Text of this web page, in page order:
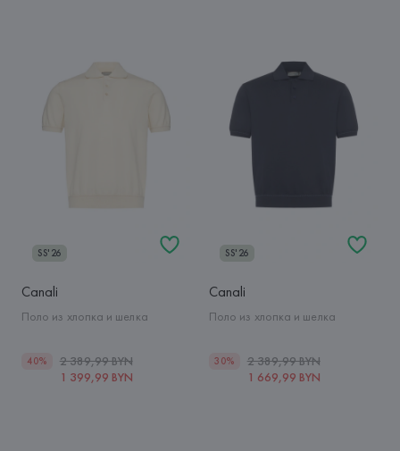
SS'26
Canali
Поло из хлопка и шелка
40%
2 389,99 BYN
1 399,99 BYN
SS'26
Canali
Поло из хлопка и шелка
30%
2 389,99 BYN
1 669,99 BYN